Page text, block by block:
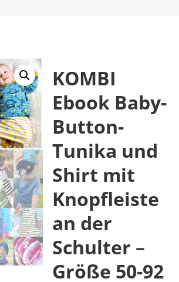
KOMBI
Ebook Baby-
Button-
Tunika und
Shirt mit
Knopfleiste
an der
Schulter –
Größe 50-92